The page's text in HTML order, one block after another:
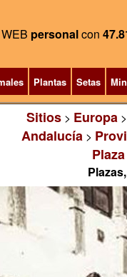
WEB personalcon
Plantas Setas
Sitios> Europa
Andalucía >